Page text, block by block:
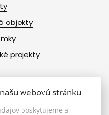
objekty
projekty
webovú stránku
poskytujeme a